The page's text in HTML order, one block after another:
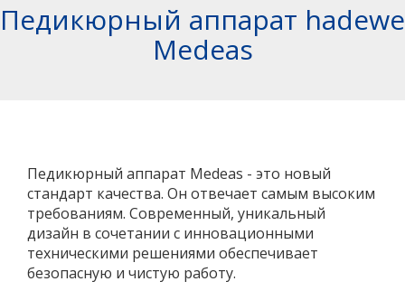
Педикюрный аппарат hadewe
Medeas
Педикюрный аппарат Medeas - это новый
стандарт качества. Он отвечает самым высоким
требованиям. Современный, уникальный
дизайн в сочетании с инновационными
техническими решениями обеспечивает
безопасную и чистую работу.